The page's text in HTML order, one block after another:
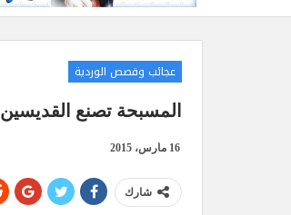
عجائب وقصص الوردية
المسبحة تصنع القديسين
16 مارس، 2015
شارك